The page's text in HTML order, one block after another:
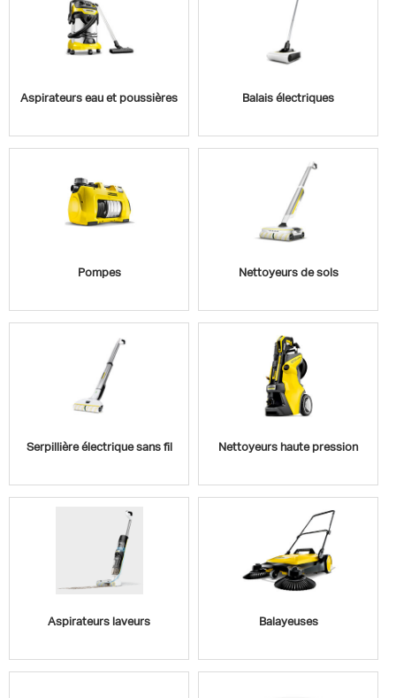
Aspirateurs eau et poussières Balais électriques
Pompes Nettoyeurs de sols
Serpillière électrique sans fil Nettoyeurs haute pression
Aspirateurs laveurs Balayeuses